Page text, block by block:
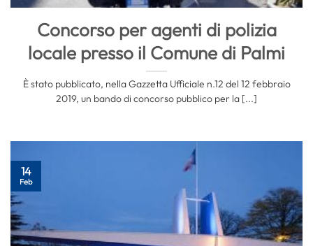
Concorso per agenti di polizia
locale presso il Comune di Palmi
È stato pubblicato, nella Gazzetta Ufficiale n.12 del 12 febbraio
2019, un bando di concorso pubblico per la [...]
14
Feb